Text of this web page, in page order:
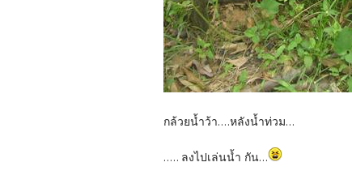
กล้วยน้ำว้า....หลังน้ำท่วม...
..... ลงไปเล่นน้ำ กัน...